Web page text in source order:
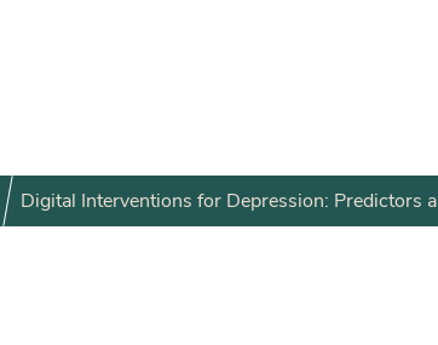
Digital Interventions for Depression: Predictors